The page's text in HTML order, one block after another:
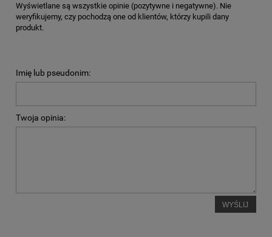
Wyświetlane są wszystkie opinie (pozytywne i negatywne). Nie
weryfikujemy, czy pochodzą one od klientów, którzy kupili dany
produkt.
Imię lub pseudonim:
Twoja opinia:
WYŚLIJ